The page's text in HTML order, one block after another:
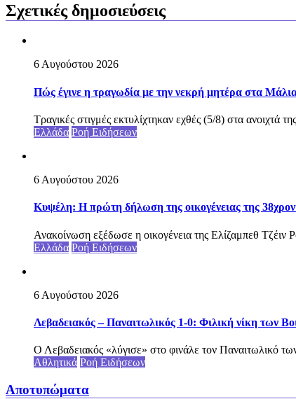
Σχετικές δημοσιεύσεις
6 Αυγούστου 2026
Πώς έγινε η τραγωδία με την νεκρή μητέρα στα
Τραγικές στιγμές εκτυλίχτηκαν εχθές (5/8) στα
Ελλάδα Ροή Ειδήσεων
6 Αυγούστου 2026
Κυψέλη: Η πρώτη δήλωση της οικογένειας της
Ανακοίνωση εξέδωσε η οικογένεια της Ελίζαμπεθ Τζέιν
Ελλάδα Ροή Ειδήσεων
6 Αυγούστου 2026
Λεβαδειακός – Παναιτωλικός 1-0: Φιλική νίκη των
Ο Λεβαδειακός «λύγισε» στο φινάλε τον Παναιτωλικό
Αθλητικά Ροή Ειδήσεων
Αποτυπώματα